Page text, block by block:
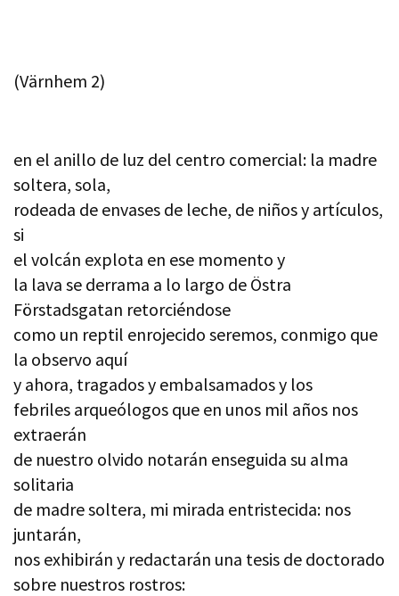
(Värnhem 2)
en el anillo de luz del centro comercial: la madre
soltera, sola,
rodeada de envases de leche, de niños y artículos,
si
el volcán explota en ese momento y
la lava se derrama a lo largo de Östra
Förstadsgatan retorciéndose
como un reptil enrojecido seremos, conmigo que
la observo aquí
y ahora, tragados y embalsamados y los
febriles arqueólogos que en unos mil años nos
extraerán
de nuestro olvido notarán enseguida su alma
solitaria
de madre soltera, mi mirada entristecida: nos
juntarán,
nos exhibirán y redactarán una tesis de doctorado
sobre nuestros rostros: